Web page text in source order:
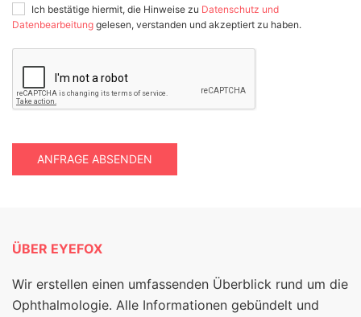
Ich bestätige hiermit, die Hinweise zu Datenschutz und
Datenbearbeitung gelesen, verstanden und akzeptiert zu haben.
ANFRAGE ABSENDEN
ÜBER EYEFOX
Wir erstellen einen umfassenden Überblick rund um die
Ophthalmologie. Alle Informationen gebündelt und